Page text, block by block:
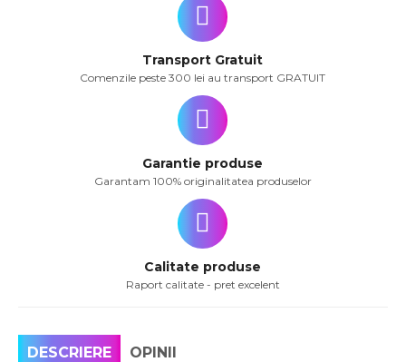
Transport Gratuit
Comenzile peste 300 lei au transport GRATUIT
Garantie produse
Garantam 100% originalitatea produselor
Calitate produse
Raport calitate - pret excelent
DESCRIERE OPINII